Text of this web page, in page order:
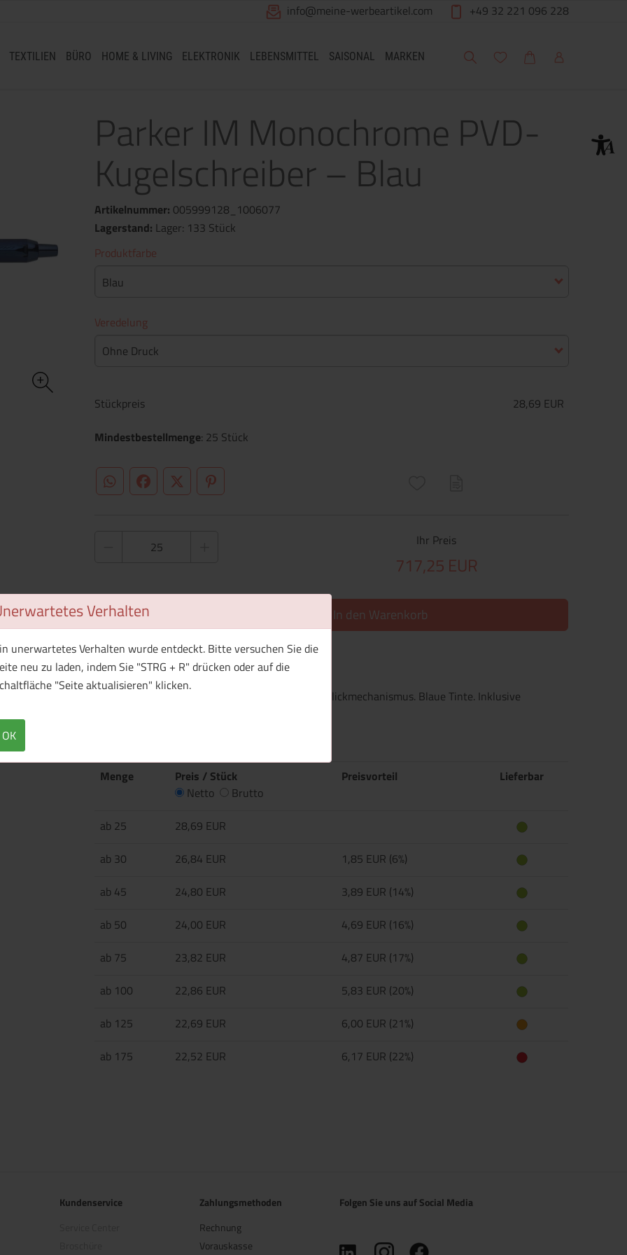
Verhalten
unerwartetes Verhalten wurde entdeckt. Bitte versuchen Sie die
neu zu laden, indem Sie "STRG + R" drücken oder auf die
"Seite aktualisieren" klicken.
OK
info@meine-werbeartikel.com +49 32 221 096 228
TEXTILIEN BÜRO HOME & LIVING ELEKTRONIK LEBENSMITTEL SAISONAL MARKEN Suche Meine Wunschliste
WarenkorbMein Account
Parker IM Monochrome PVD-
Kugelschreiber – Blau
Artikelnummer: 005999128_1006077
Lagerstand: Lager: 133 Stück
Produktfarbe
Blau
Veredelung
Ohne Druck
Stückpreis
28,69 EUR
Mindestbestellmenge: 25 Stück
WhatsApp (#[creator\plugin\share\core\structs\SocialSharingServiceSettings]:only_chrome#)
FacebookTwitter (#[creator\plugin\share\core\structs\SocialSharingServiceSettings]:formaly_twitter#)
Pinterest
Ihr Preis
717,25 EUR
1 Muster bestellen In den Warenkorb
Überblick Technische Daten
Parker IM Monochrome PVD-Kugelschreiber mit Klickmechanismus. Blaue Tinte. Inklusive
Menge
Preis / Stück
Netto
Brutto
Preisvorteil Lieferbar
ab 25
28,69 EUR
ab 30
26,84 EUR
1,85 EUR (6%)
ab 45
24,80 EUR
3,89 EUR (14%)
ab 50
24,00 EUR
4,69 EUR (16%)
ab 75
23,82 EUR
4,87 EUR (17%)
ab 100
22,86 EUR
5,83 EUR (20%)
ab 125
22,69 EUR
6,00 EUR (21%)
ab 175
22,52 EUR 6,17 EUR (22%)
Kundenservice
Zahlungsmethoden
Rechnung
Vorauskasse
Folgen Sie uns auf Social Media
(öffnet in neuem Tab)
(öffnet in neuem Tab)
(öffnet in neuem Tab)